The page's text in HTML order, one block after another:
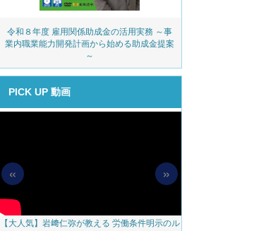
令和８年度 雇用関係助成金の活用実務 ～事
業内職業能力開発計画から始める助成金提案
～
PICK UP 動画
【大人気】岩﨑仁弥が教える 労働条件明示のル
« »